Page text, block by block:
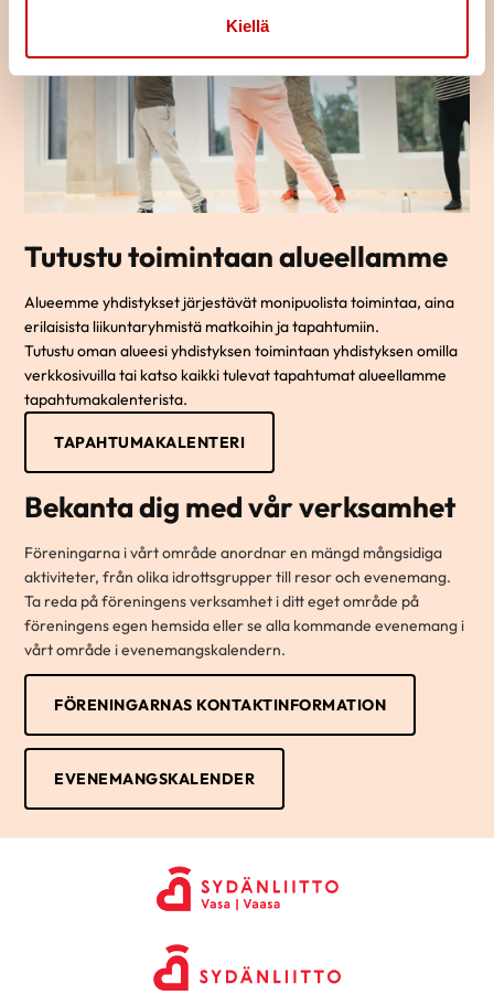
Kiellä
Tutustu toimintaan alueellamme
Alueemme yhdistykset järjestävät monipuolista toimintaa, aina
erilaisista liikuntaryhmistä matkoihin ja tapahtumiin.
Tutustu oman alueesi yhdistyksen toimintaan yhdistyksen omilla
verkkosivuilla tai katso kaikki tulevat tapahtumat alueellamme
tapahtumakalenterista.
TAPAHTUMAKALENTERI
Bekanta dig med vår verksamhet
Föreningarna i vårt område anordnar en mängd mångsidiga
aktiviteter, från olika idrottsgrupper till resor och evenemang.
Ta reda på föreningens verksamhet i ditt eget område på
föreningens egen hemsida eller se alla kommande evenemang i
vårt område i evenemangskalendern.
FÖRENINGARNAS KONTAKTINFORMATION
EVENEMANGSKALENDER